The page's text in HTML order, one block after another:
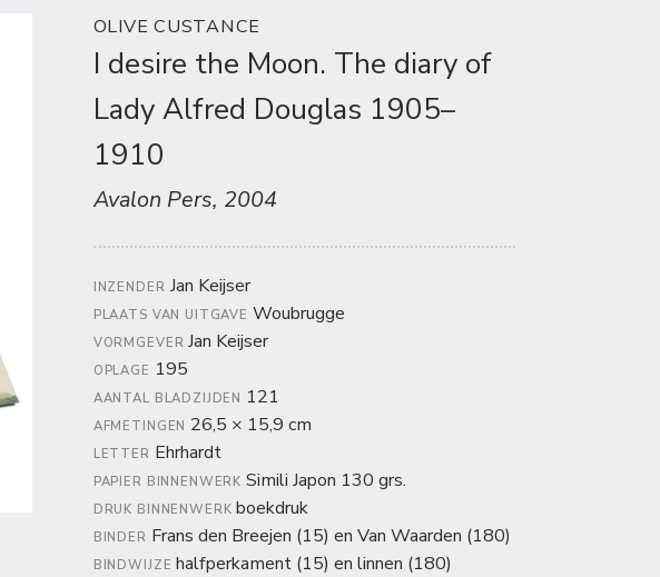
OLIVE CUSTANCE
I desire the Moon. The diary of
Lady Alfred Douglas 1905–
1910
Avalon Pers, 2004
INZENDER Jan Keijser
PLAATS VAN UITGAVE Woubrugge
VORMGEVER Jan Keijser
OPLAGE 195
AANTAL BLADZIJDEN 121
AFMETINGEN 26,5 × 15,9 cm
LETTER Ehrhardt
PAPIER BINNENWERK Simili Japon 130 grs.
DRUK BINNENWERK boekdruk
BINDER Frans den Breejen (15) en Van Waarden (180)
BINDWIJZE halfperkament (15) en linnen (180)